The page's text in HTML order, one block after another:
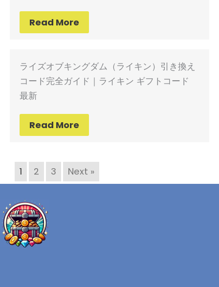
Read More
ライズオブキングダム（ライキン）引き換え
コード完全ガイド｜ライキン ギフトコード
最新
Read More
1 2 3 Next »